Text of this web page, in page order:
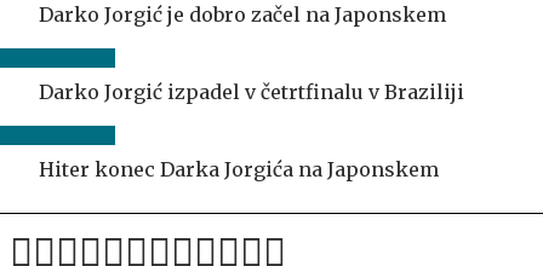
Darko Jorgić je dobro začel na Japonskem
Darko Jorgić izpadel v četrtfinalu v Braziliji
Hiter konec Darka Jorgića na Japonskem